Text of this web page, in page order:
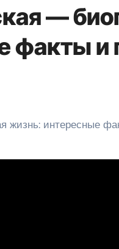
—
факты и